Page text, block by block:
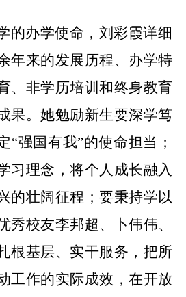
的办学使命，刘彩霞详细
年来的发展历程、办学特
、非学历培训和终身教育
果。她勉励新生要深学笃
“强国有我”的使命担当；
习理念，将个人成长融入
的壮阔征程；要秉持学以
秀校友李邦超、卜伟伟、
根基层、实干服务，把所
工作的实际成效，在开放